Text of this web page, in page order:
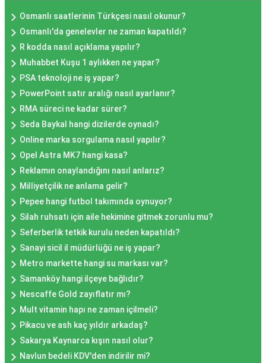
Osmanlı saatlerinin Türkçesi nasıl okunur?
Osmanlı'da genelevler ne zaman kapatıldı?
R kodda nasıl açıklama yapılır?
Muhabbet Kuşu 1 aylıkken ne yapar?
PSA teknoloji ne iş yapar?
PowerPoint satır aralığı nasıl ayarlanır?
RMA süreci ne kadar sürer?
Seda Baykal hangi dizilerde oynadı?
Online marka sorgulama nasıl yapılır?
Opel Astra MK7 hangi kasa?
Reklamın onaylandığını nasıl anlarız?
Milliyetçilik ne anlama gelir?
Pepee hangi futbol takımında oynuyor?
Silah ruhsatı için aile hekimine gitmek zorunlu mu?
Seferberlik tetkik kurulu neden kapatıldı?
Sanayi sicil il müdürlüğü ne iş yapar?
Metro markette hangi su markası var?
Samanköy hangi ilçeye bağlıdır?
Nescaffe Gold zayıflatır mı?
Mult vitamin hapı ne zaman içilmeli?
Pikacu ve ash kaç yıldır arkadaş?
Sakarya Kaynarca kışın nasıl olur?
Navlun bedeli KDV'den indirilir mi?